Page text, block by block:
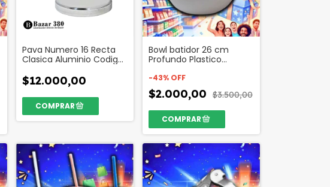
Pava Numero 16 Recta
Clasica Aluminio Codigo
$12.000,00
Bowl batidor 26 cm
Profundo Plastico
-43% OFF
$2.000,00 $3.500,00